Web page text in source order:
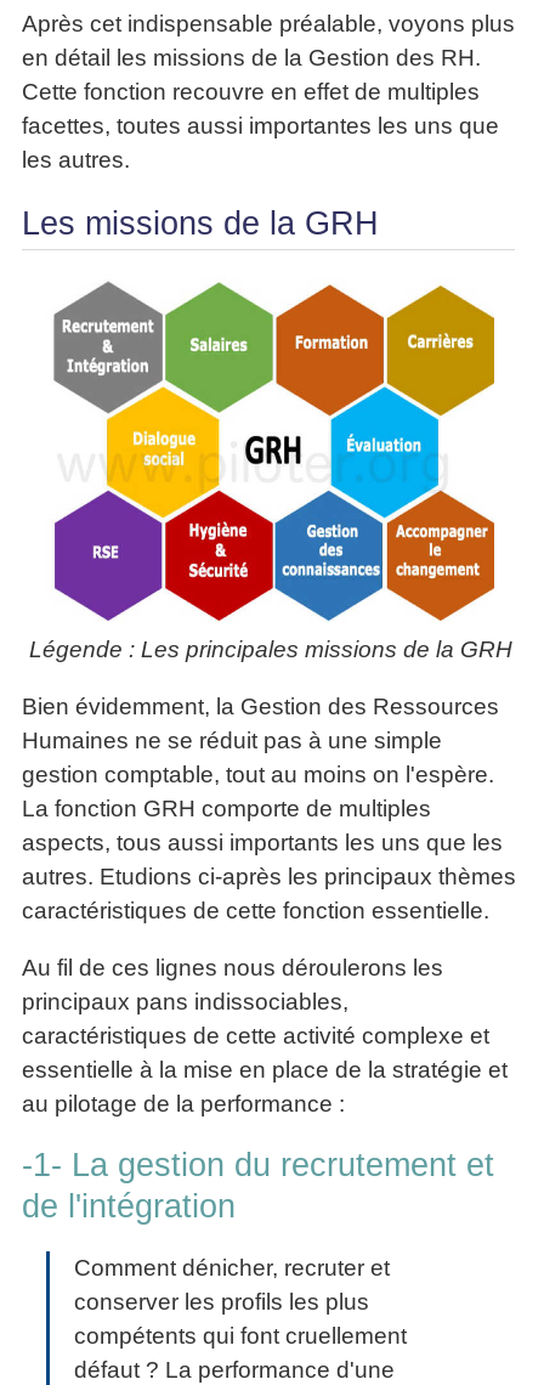
Après cet indispensable préalable, voyons plus
en détail les missions de la Gestion des RH.
Cette fonction recouvre en effet de multiples
facettes, toutes aussi importantes les uns que
les autres.
Les missions de la GRH
Légende : Les principales missions de la GRH
Bien évidemment, la Gestion des Ressources
Humaines ne se réduit pas à une simple
gestion comptable, tout au moins on l'espère.
La fonction GRH comporte de multiples
aspects, tous aussi importants les uns que les
autres. Etudions ci-après les principaux thèmes
caractéristiques de cette fonction essentielle.
Au fil de ces lignes nous déroulerons les
principaux pans indissociables,
caractéristiques de cette activité complexe et
essentielle à la mise en place de la stratégie et
au pilotage de la performance :
-1- La gestion du recrutement et
de l'intégration
Comment dénicher, recruter et
conserver les profils les plus
compétents qui font cruellement
défaut ? La performance d'une